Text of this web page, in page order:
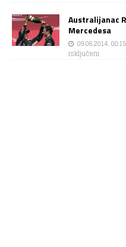
Australijanac
Mercedesa
09.06.2014. 00:15
isključeni